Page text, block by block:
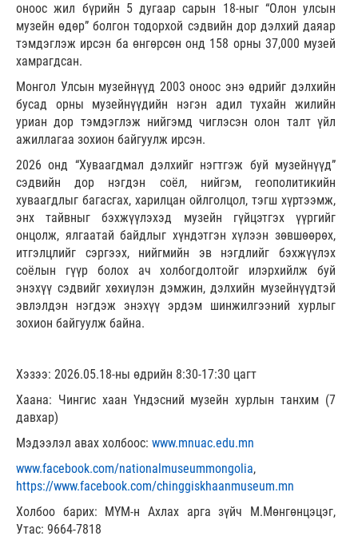
оноос жил бүрийн 5 дугаар сарын 18-ныг “Олон улсын
музейн өдөр” болгон тодорхой сэдвийн дор дэлхий даяар
тэмдэглэж ирсэн ба өнгөрсөн онд 158 орны 37,000 музей
хамрагдсан.
Монгол Улсын музейнүүд 2003 оноос энэ өдрийг дэлхийн
бусад орны музейнүүдийн нэгэн адил тухайн жилийн
уриан дор тэмдэглэж нийгэмд чиглэсэн олон талт үйл
ажиллагаа зохион байгуулж ирсэн.
2026 онд “Хуваагдмал дэлхийг нэгтгэж буй музейнүүд”
сэдвийн дор нэгдэн соёл, нийгэм, геополитикийн
хуваагдлыг багасгах, харилцан ойлголцол, тэгш хүртээмж,
энх тайвныг бэхжүүлэхэд музейн гүйцэтгэх үүргийг
онцолж, ялгаатай байдлыг хүндэтгэн хүлээн зөвшөөрөх,
итгэлцлийг сэргээх, нийгмийн эв нэгдлийг бэхжүүлэх
соёлын гүүр болох ач холбогдолтойг илэрхийлж буй
энэхүү сэдвийг хөхиүлэн дэмжин, дэлхийн музейнүүдтэй
эвлэлдэн нэгдэж энэхүү эрдэм шинжилгээний хурлыг
зохион байгуулж байна.
Хэзээ: 2026.05.18-ны өдрийн 8:30-17:30 цагт
Хаана: Чингис хаан Үндэсний музейн хурлын танхим (7
давхар)
Мэдээлэл авах холбоос: www.mnuac.edu.mn
www.facebook.com/nationalmuseummongolia,
https://www.facebook.com/chinggiskhaanmuseum.mn
Холбоо барих: МҮМ-н Ахлах арга зүйч М.Мөнгөнцэцэг,
Утас: 9664-7818